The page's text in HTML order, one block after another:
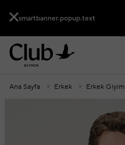
smartbanner.popup.text
Ana Sayfa Erkek Erkek Giyim